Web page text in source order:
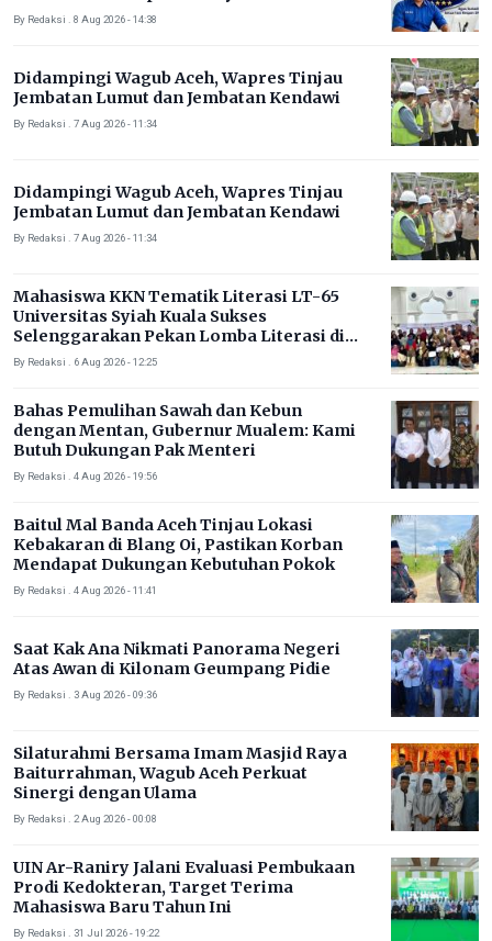
Timur
By Redaksi . 8 Aug 2026 - 14:38
Didampingi Wagub Aceh, Wapres Tinjau
Jembatan Lumut dan Jembatan Kendawi
By Redaksi . 7 Aug 2026 - 11:34
Didampingi Wagub Aceh, Wapres Tinjau
Jembatan Lumut dan Jembatan Kendawi
By Redaksi . 7 Aug 2026 - 11:34
Mahasiswa KKN Tematik Literasi LT-65
Universitas Syiah Kuala Sukses
Selenggarakan Pekan Lomba Literasi di
Gampong Rhieng Blang
By Redaksi . 6 Aug 2026 - 12:25
Bahas Pemulihan Sawah dan Kebun
dengan Mentan, Gubernur Mualem: Kami
Butuh Dukungan Pak Menteri
By Redaksi . 4 Aug 2026 - 19:56
Baitul Mal Banda Aceh Tinjau Lokasi
Kebakaran di Blang Oi, Pastikan Korban
Mendapat Dukungan Kebutuhan Pokok
By Redaksi . 4 Aug 2026 - 11:41
Saat Kak Ana Nikmati Panorama Negeri
Atas Awan di Kilonam Geumpang Pidie
By Redaksi . 3 Aug 2026 - 09:36
Silaturahmi Bersama Imam Masjid Raya
Baiturrahman, Wagub Aceh Perkuat
Sinergi dengan Ulama
By Redaksi . 2 Aug 2026 - 00:08
UIN Ar-Raniry Jalani Evaluasi Pembukaan
Prodi Kedokteran, Target Terima
Mahasiswa Baru Tahun Ini
By Redaksi . 31 Jul 2026 - 19:22